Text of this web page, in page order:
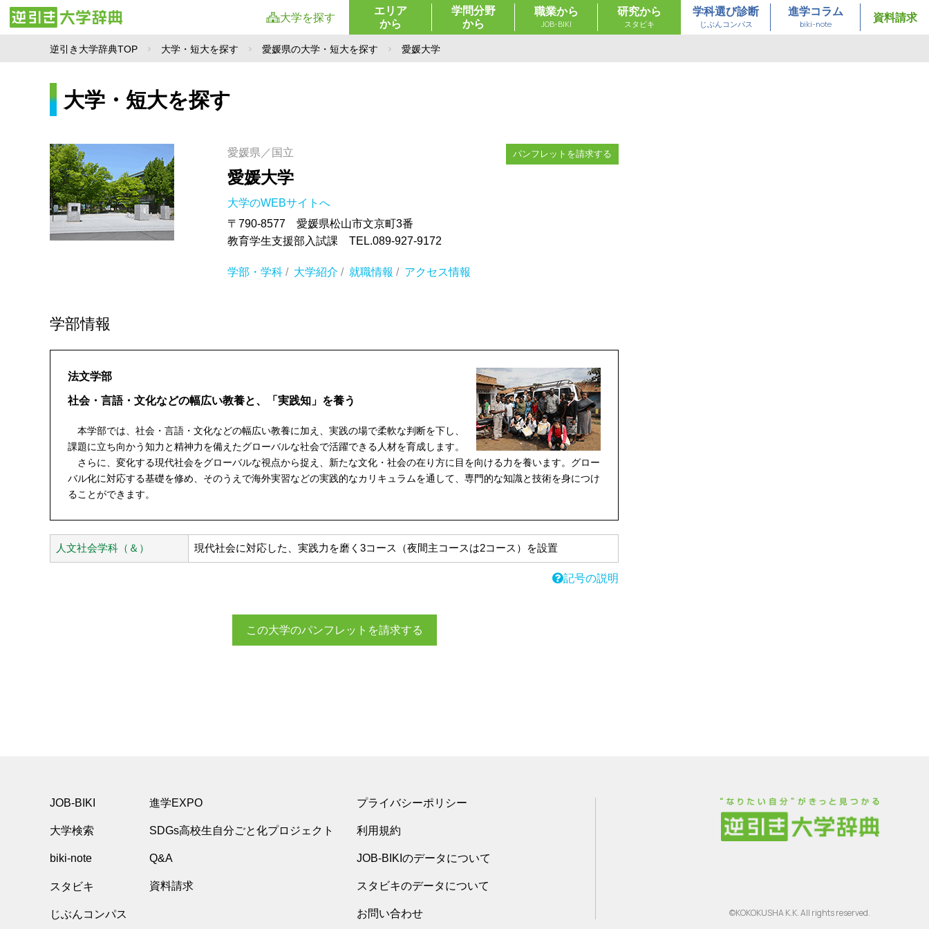
大学を探す
エリア
から
学問分野
から
職業から
JOB-BIKI
研究から
スタビキ
学科選び診断
じぶんコンパス
進学コラム
biki-note
資料請求
逆引き大学辞典TOP 大学・短大を探す 愛媛県の大学・短大を探す 愛媛大学
大学・短大を探す
愛媛県／国立
愛媛大学
大学のWEBサイトへ
〒790-8577 愛媛県松山市文京町3番
教育学生支援部入試課 TEL.089-927-9172
パンフレットを請求する
学部・学科/ 大学紹介 / 就職情報 / アクセス情報
学部情報
法文学部
社会・言語・文化などの幅広い教養と、「実践知」を養う
本学部では、社会・言語・文化などの幅広い教養に加え、実践の場で柔軟な判断を下し、
課題に立ち向かう知力と精神力を備えたグローバルな社会で活躍できる人材を育成します。
さらに、変化する現代社会をグローバルな視点から捉え、新たな文化・社会の在り方に目を向ける力を養います。グロー
バル化に対応する基礎を修め、そのうえで海外実習などの実践的なカリキュラムを通して、専門的な知識と技術を身につけ
ることができます。
人文社会学科（＆） 現代社会に対応した、実践力を磨く3コース（夜間主コースは2コース）を設置
記号の説明
この大学のパンフレットを請求する
JOB-BIKI
大学検索
biki-note
スタビキ
じぶんコンパス
進学EXPO
SDGs高校生自分ごと化プロジェクト
Q&A
資料請求
プライバシーポリシー
利用規約
JOB-BIKIのデータについて
スタビキのデータについて
お問い合わせ ©KOKOKUSHA K.K. All rights reserved.